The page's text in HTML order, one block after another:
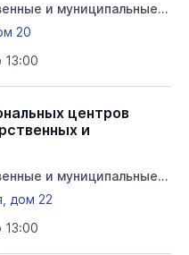
и муниципальные
20
13:00
центров
и
и муниципальные
дом 22
13:00